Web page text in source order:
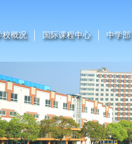
校概况 国际课程中心 中学部